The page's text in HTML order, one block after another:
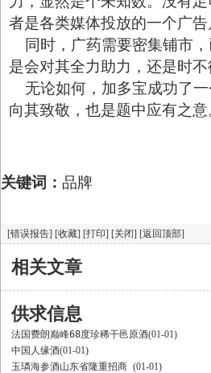
者是各类媒体投放的一个广告
同时，广药需要密集铺市
是会对其全力助力，还是时
无论如何，加多宝成功了
向其致敬，也是题中应有之
关键词： 品牌
[错误报告] [收藏] [打印] [关闭] [返回顶部]
相关文章
供求信息
法国费朗巅峰68度珍稀干邑原酒(01-01)
中国人缘酒(01-01)
玉璘海参酒山东省隆重招商 (01-01)